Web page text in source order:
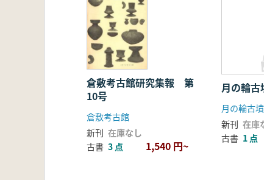
倉敷考古館研究集報 第
10号
倉敷考古館
新刊 在庫なし
古書 3 点 1,540 円~
月の輪古
月の輪古
新刊 在庫
古書 1 点